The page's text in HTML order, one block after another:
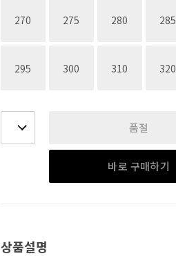
270 재고없음275 재고없음280 재고없음285
295 재고없음300 재고없음310 재고없음320
품절
바로 구매하기
상품설명